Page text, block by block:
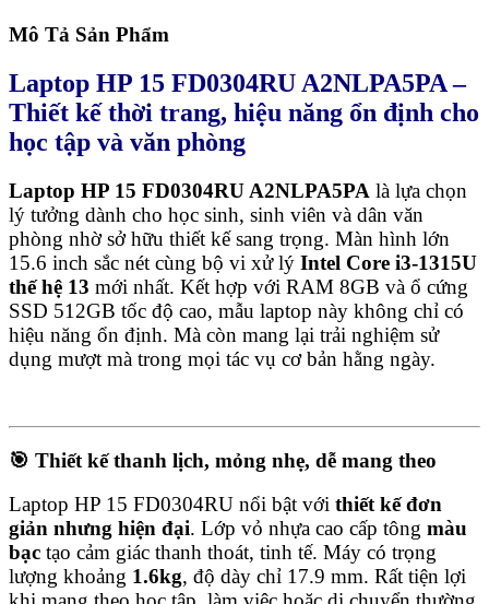
Mô Tả Sản Phẩm
Laptop HP 15 FD0304RU A2NLPA5PA –
Thiết kế thời trang, hiệu năng ổn định cho
học tập và văn phòng
Laptop HP 15 FD0304RU A2NLPA5PA là lựa chọn
lý tưởng dành cho học sinh, sinh viên và dân văn
phòng nhờ sở hữu thiết kế sang trọng. Màn hình lớn
15.6 inch sắc nét cùng bộ vi xử lý Intel Core i3-1315U
thế hệ 13 mới nhất. Kết hợp với RAM 8GB và ổ cứng
SSD 512GB tốc độ cao, mẫu laptop này không chỉ có
hiệu năng ổn định. Mà còn mang lại trải nghiệm sử
dụng mượt mà trong mọi tác vụ cơ bản hằng ngày.
🎯 Thiết kế thanh lịch, mỏng nhẹ, dễ mang theo
Laptop HP 15 FD0304RU nổi bật với thiết kế đơn
giản nhưng hiện đại. Lớp vỏ nhựa cao cấp tông màu
bạc tạo cảm giác thanh thoát, tinh tế. Máy có trọng
lượng khoảng 1.6kg, độ dày chỉ 17.9 mm. Rất tiện lợi